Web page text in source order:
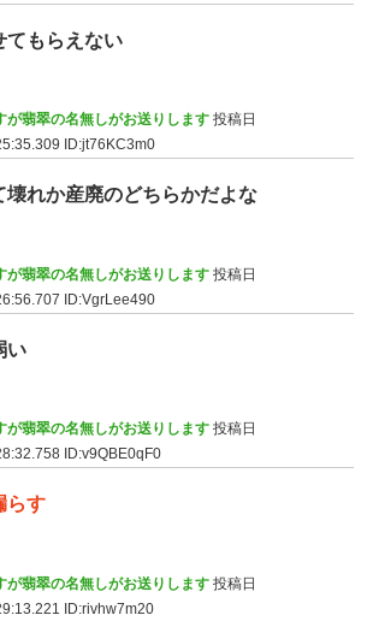
てもらえない
が翡翠の名無しがお送りします 投稿日
ID:jt76KC3m0
壊れか産廃のどちらかだよな
が翡翠の名無しがお送りします 投稿日
ID:VgrLee490
い
が翡翠の名無しがお送りします 投稿日
ID:v9QBE0qF0
らす
が翡翠の名無しがお送りします 投稿日
ID:rivhw7m20